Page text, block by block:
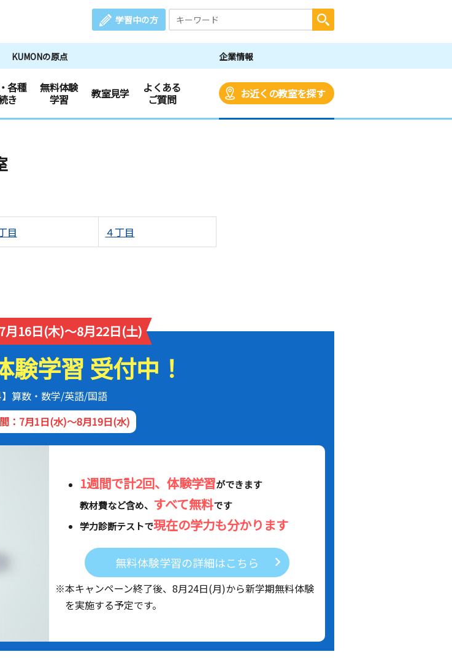
学習中の方
KUMONの原点 企業情報
各種
き
無料体験
学習
教室見学
よくある
ご質問
お近くの教室を探す
目 ４丁目
月16日(木)～8月22日(土)
験学習 受付中！
】算数・数学/英語/国語
：7月1日(水)～8月19日(水)
1週間で計2回、体験学習ができます
教材費など含め、 すべて無料です
学力診断テストで現在の学力も分かります
無料体験学習の詳細はこちら
※本キャンペーン終了後、 8月24日(月)から新学期無料体験
を実施する予定です。